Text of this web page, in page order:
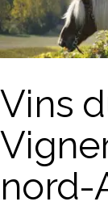
Vins
nord-